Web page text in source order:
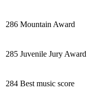
286 Mountain Award
285 Juvenile Jury Award
284 Best music score